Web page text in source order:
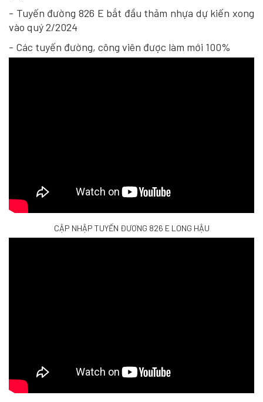
- Tuyến đường 826 E bắt đầu thảm nhựa dự kiến xong
vào quý 2/2024
- Các tuyến đường, công viên được làm mới 100%
CẬP NHẬP TUYẾN ĐƯƠNG 826 E LONG HẬU